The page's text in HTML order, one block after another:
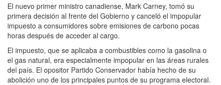
El nuevo primer ministro canadiense, Mark Carney, tomó su
primera decisión al frente del Gobierno y canceló el impopular
impuesto a consumidores sobre emisiones de carbono pocas
horas después de acceder al cargo.
El impuesto, que se aplicaba a combustibles como la gasolina o
el gas natural, era especialmente impopular en las áreas rurales
del país. El opositor Partido Conservador había hecho de su
abolición uno de los principales puntos de su programa electoral.